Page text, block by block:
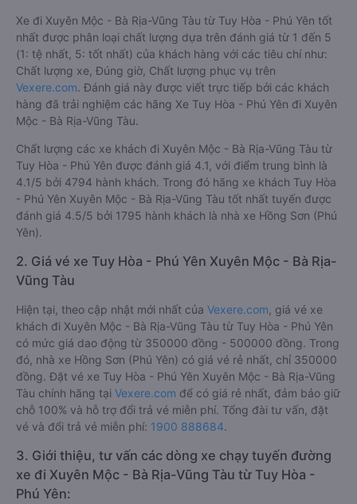
Xe đi Xuyên Mộc - Bà Rịa-Vũng Tàu từ Tuy Hòa - Phú Yên tốt
nhất được phân loại chất lượng dựa trên đánh giá từ 1 đến 5
(1: tệ nhất, 5: tốt nhất) của khách hàng với các tiêu chí như:
Chất lượng xe, Đúng giờ, Chất lượng phục vụ trên
Vexere.com. Đánh giá này được viết trực tiếp bởi các khách
hàng đã trải nghiệm các hãng Xe Tuy Hòa - Phú Yên đi Xuyên
Mộc - Bà Rịa-Vũng Tàu.
Chất lượng các xe khách đi Xuyên Mộc - Bà Rịa-Vũng Tàu từ
Tuy Hòa - Phú Yên được đánh giá 4.1, với điểm trung bình là
4.1/5 bởi 4794 hành khách. Trong đó hãng xe khách Tuy Hòa
- Phú Yên Xuyên Mộc - Bà Rịa-Vũng Tàu tốt nhất tuyến được
đánh giá 4.5/5 bởi 1795 hành khách là nhà xe Hồng Sơn (Phú
Yên).
2. Giá vé xe Tuy Hòa - Phú Yên Xuyên Mộc - Bà Rịa-
Vũng Tàu
Hiện tại, theo cập nhật mới nhất của Vexere.com , giá vé xe
khách đi Xuyên Mộc - Bà Rịa-Vũng Tàu từ Tuy Hòa - Phú Yên
có mức giá dao động từ 350000 đồng - 500000 đồng. Trong
đó, nhà xe Hồng Sơn (Phú Yên) có giá vé rẻ nhất, chỉ 350000
đồng. Đặt vé xe Tuy Hòa - Phú Yên Xuyên Mộc - Bà Rịa-Vũng
Tàu chính hãng tại Vexere.com để có giá rẻ nhất, đảm bảo giữ
chỗ 100% và hỗ trợ đổi trả vé miễn phí. Tổng đài tư vấn, đặt
vé và đổi trả vé miễn phí: 1900 888684.
3. Giới thiệu, tư vấn các dòng xe chạy tuyến đường
xe đi Xuyên Mộc - Bà Rịa-Vũng Tàu từ Tuy Hòa -
Phú Yên: